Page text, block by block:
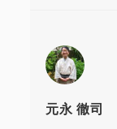
元永 徹司